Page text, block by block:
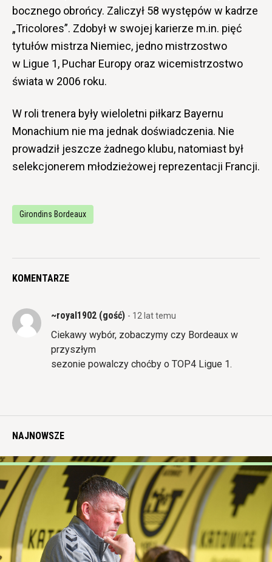
bocznego obrońcy. Zaliczył 58 występów w kadrze
„Tricolores”. Zdobył w swojej karierze m.in. pięć
tytułów mistrza Niemiec, jedno mistrzostwo
w Ligue 1, Puchar Europy oraz wicemistrzostwo
świata w 2006 roku.
W roli trenera były wieloletni piłkarz Bayernu
Monachium nie ma jednak doświadczenia. Nie
prowadził jeszcze żadnego klubu, natomiast był
selekcjonerem młodzieżowej reprezentacji Francji.
Girondins Bordeaux
KOMENTARZE
~royal1902 (gość) - 12 lat temu
Ciekawy wybór, zobaczymy czy Bordeaux w
przyszłym
sezonie powalczy choćby o TOP4 Ligue 1.
NAJNOWSZE